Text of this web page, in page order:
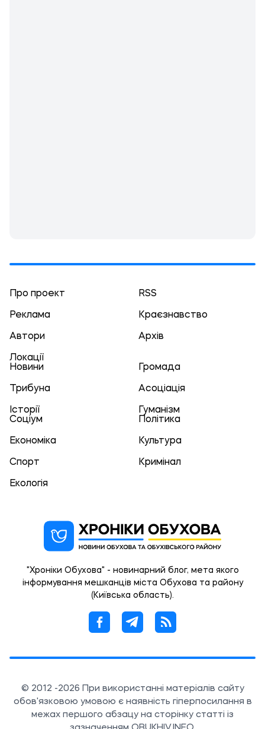
Про проект RSS
Реклама Краєзнавство
Автори Архів
Локації
Новини
Громада
Трибуна Асоціація
Історії
Гуманізм
Соціум
Політика
Економіка Культура
Спорт Кримінал
Екологія
"Хроніки Обухова" - новинарний блог, мета якого
інформування мешканців міста Обухова та району
(Київська область).
© 2012 -2026 При використанні матеріалів сайту
обов'язковою умовою є наявність гіперпосилання в
межах першого абзацу на сторінку статті із